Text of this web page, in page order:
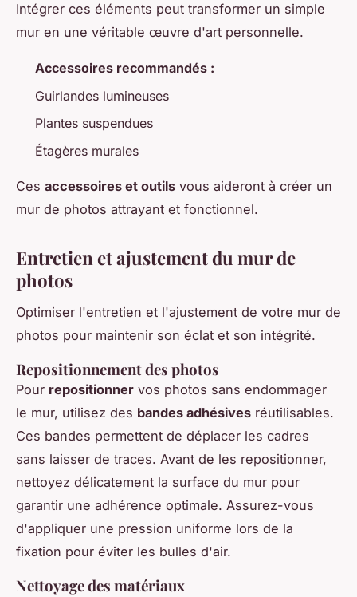
Intégrer ces éléments peut transformer un simple
mur en une véritable œuvre d'art personnelle.
Accessoires recommandés :
Guirlandes lumineuses
Plantes suspendues
Étagères murales
Ces accessoires et outils vous aideront à créer un
mur de photos attrayant et fonctionnel.
Entretien et ajustement du mur de
photos
Optimiser l'entretien et l'ajustement de votre mur de
photos pour maintenir son éclat et son intégrité.
Repositionnement des photos
Pour repositionner vos photos sans endommager
le mur, utilisez des bandes adhésives réutilisables.
Ces bandes permettent de déplacer les cadres
sans laisser de traces. Avant de les repositionner,
nettoyez délicatement la surface du mur pour
garantir une adhérence optimale. Assurez-vous
d'appliquer une pression uniforme lors de la
fixation pour éviter les bulles d'air.
Nettoyage des matériaux